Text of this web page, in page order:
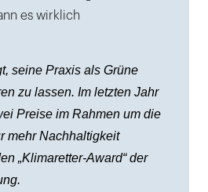
es wirklich
seine Praxis als Grüne
zu lassen. Im letzten Jahr
Preise im Rahmen um die
mehr Nachhaltigkeit
„Klimaretter-Award“ der